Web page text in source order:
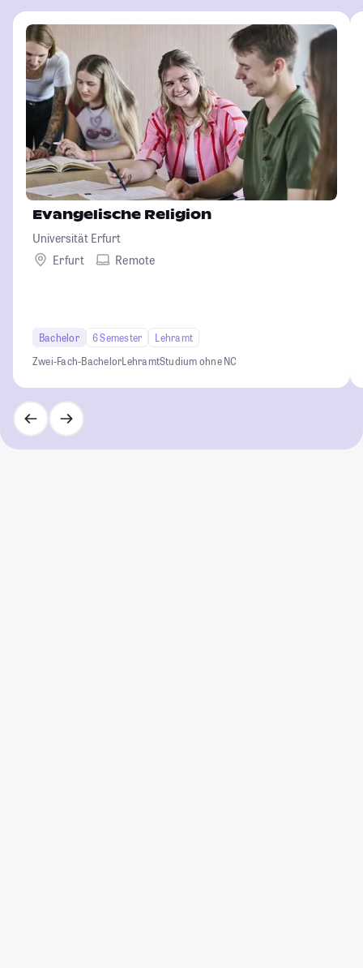
Evangelische Religion
Universität Erfurt
Erfurt
Remote
Bachelor 6 Semester
Lehramt
Zwei-Fach-BachelorLehramtStudium ohne NC